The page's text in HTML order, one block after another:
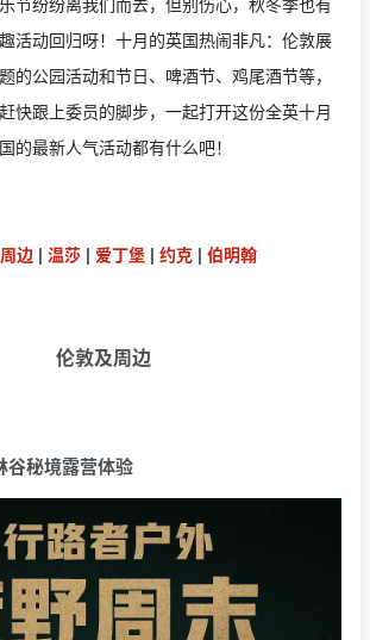
活动回归呀！十月的英国热闹非凡：伦敦展
的公园活动和节日、啤酒节、鸡尾酒节等，
快跟上委员的脚步，一起打开这份全英十月
的最新人气活动都有什么吧！
边 | 温莎 | 爱丁堡 | 约克 | 伯明翰
伦敦及周边
谷秘境露营体验